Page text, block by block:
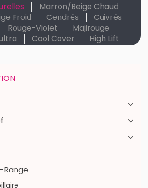
Marron/Beige Chaud
Froid
Cendrés
Cuivrés
Rouge-Violet
Majirouge
Cool Cover High Lift